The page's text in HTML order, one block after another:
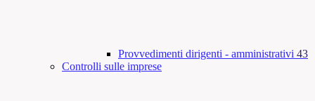
Provvedimenti dirigenti - amministrativi 43
Controlli sulle imprese